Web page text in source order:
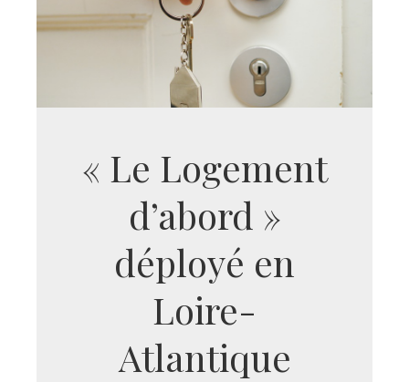
« Le Logement
d’abord »
déployé en
Loire-
Atlantique